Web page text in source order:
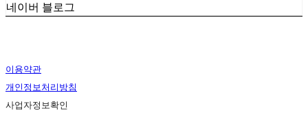
네이버 블로그
이용약관
개인정보처리방침
사업자정보확인